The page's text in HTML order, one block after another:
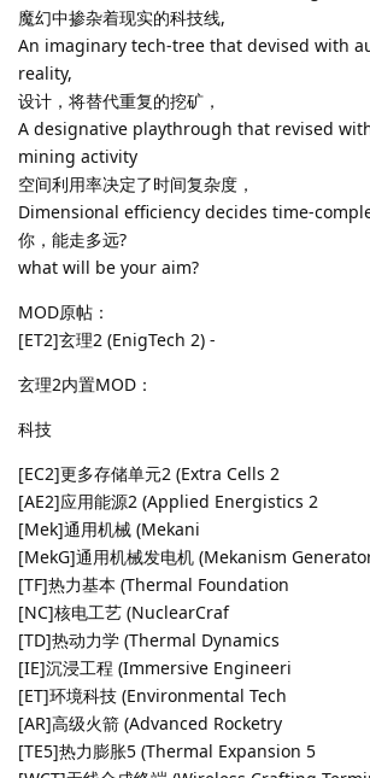
魔幻中掺杂着现实的科技线,
An imaginary tech-tree that devised with
reality,
设计，将替代重复的挖矿，
A designative playthrough that revised
mining activity
空间利用率决定了时间复杂度，
Dimensional efficiency decides time-
你，能走多远?
what will be your aim?
MOD原帖：
[ET2]玄理2 (EnigTech 2) -
玄理2内置MOD：
科技
[EC2]更多存储单元2 (Extra Cells 2
[AE2]应用能源2 (Applied Energistics 2
[Mek]通用机械 (Mekani
[MekG]通用机械发电机 (Mekanism
[TF]热力基本 (Thermal Foundation
[NC]核电工艺 (NuclearCraf
[TD]热动力学 (Thermal Dynamics
[IE]沉浸工程 (Immersive Engineeri
[ET]环境科技 (Environmental Tech
[AR]高级火箭 (Advanced Rocketry
[TE5]热力膨胀5 (Thermal Expansion 5